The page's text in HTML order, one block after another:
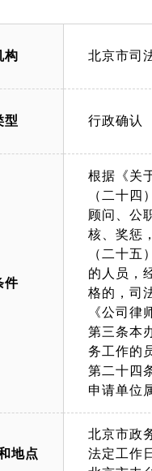
构 北京市司
型 行政确认
件
根据《关
（二十
顾问、公
核、奖惩
（二十
的人员，
格的，司
《公司律
第三条本
务工作的
第二十四
申请单位
地点
北京市政
法定工作